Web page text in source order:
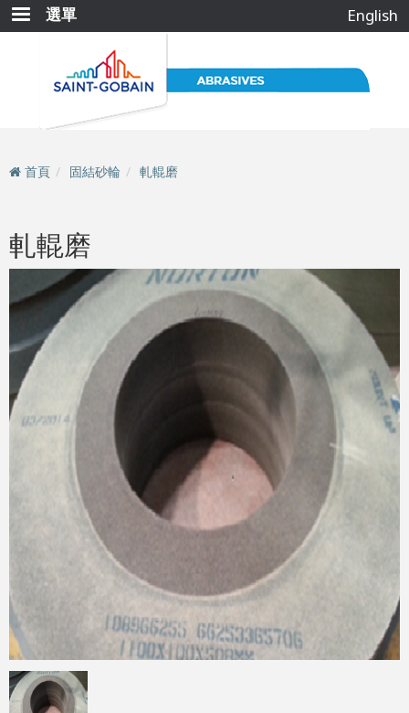
移
至
選單 English
首頁 固結砂輪 軋輥磨
軋輥磨